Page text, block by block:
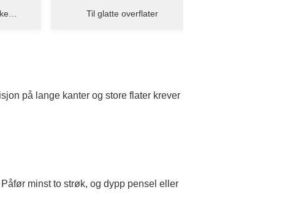
Til glatte overflater
på lange kanter og store flater krever
minst to strøk, og dypp pensel eller